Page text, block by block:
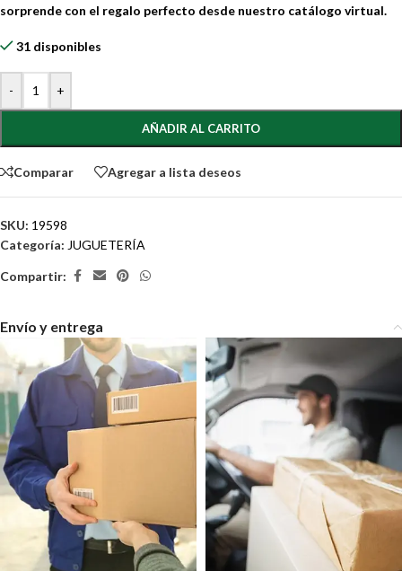
sorprende con el regalo perfecto desde nuestro catálogo virtual.
31 disponibles
- +
AÑADIR AL CARRITO
Comparar Agregar a lista deseos
SKU: 19598
Categoría: JUGUETERÍA
Compartir:
Envío y entrega